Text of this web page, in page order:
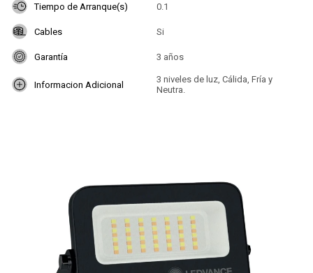
Tiempo de Arranque(s) 0.1
Cables Si
Garantía 3 años
Informacion Adicional
3 niveles de luz, Cálida, Fría y
Neutra.